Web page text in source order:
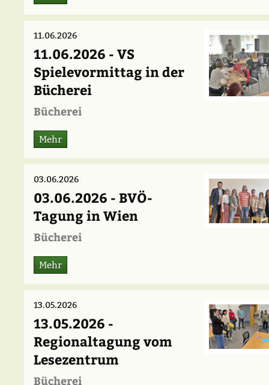
11.06.2026
11.06.2026 - VS
Spielevormittag in der
Bücherei
Bücherei
Mehr
03.06.2026
03.06.2026 - BVÖ-
Tagung in Wien
Bücherei
Mehr
13.05.2026
13.05.2026 -
Regionaltagung vom
Lesezentrum
Bücherei